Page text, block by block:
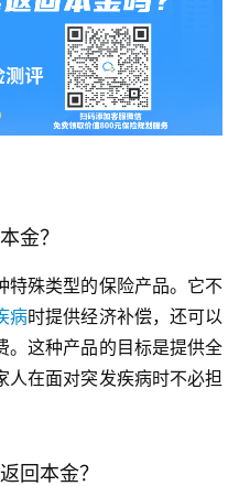
金？
特殊类型的保险产品。它不
病时提供经济补偿，还可以
。这种产品的目标是提供全
人在面对突发疾病时不必担
回本金？